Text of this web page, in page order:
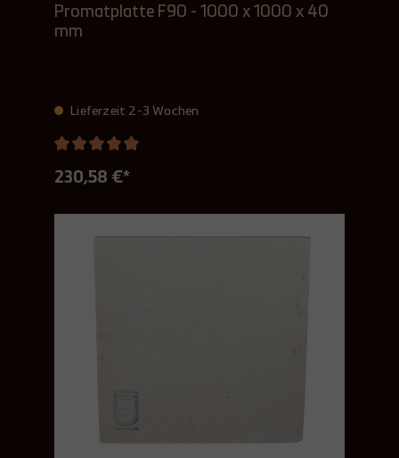
Promatplatte F90 - 1000 x 1000 x 40
mm
Lieferzeit 2-3 Wochen
230,58 €*